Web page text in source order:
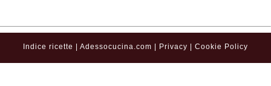
Indice ricette | Adessocucina.com | Privacy | Cookie Policy